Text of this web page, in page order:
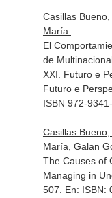
Casillas
María:
El
de
XXI. Futuro e
Futuro e
ISBN 972-
Casillas
María, Galan
The Causes of
Managing in
507. En: ISBN: